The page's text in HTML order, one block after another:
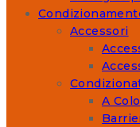
Accessori
A